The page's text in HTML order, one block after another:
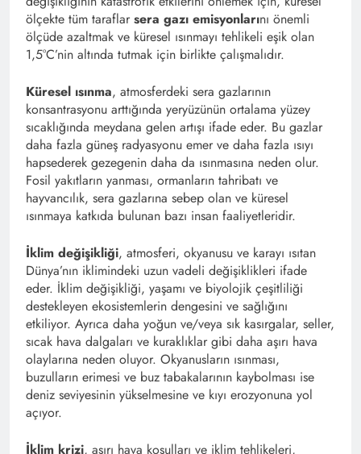
ölçekte tüm taraflar sera gazı emisyonlarını önemli
ölçüde azaltmak ve küresel ısınmayı tehlikeli eşik olan
1,5°C’nin altında tutmak için birlikte çalışmalıdır.
Küresel ısınma, atmosferdeki sera gazlarının
konsantrasyonu arttığında yeryüzünün ortalama yüzey
sıcaklığında meydana gelen artışı ifade eder. Bu gazlar
daha fazla güneş radyasyonu emer ve daha fazla ısıyı
hapsederek gezegenin daha da ısınmasına neden olur.
Fosil yakıtların yanması, ormanların tahribatı ve
hayvancılık, sera gazlarına sebep olan ve küresel
ısınmaya katkıda bulunan bazı insan faaliyetleridir.
İklim değişikliği, atmosferi, okyanusu ve karayı ısıtan
Dünya’nın iklimindeki uzun vadeli değişiklikleri ifade
eder. İklim değişikliği, yaşamı ve biyolojik çeşitliliği
destekleyen ekosistemlerin dengesini ve sağlığını
etkiliyor. Ayrıca daha yoğun ve/veya sık kasırgalar, seller,
sıcak hava dalgaları ve kuraklıklar gibi daha aşırı hava
olaylarına neden oluyor. Okyanusların ısınması,
buzulların erimesi ve buz tabakalarının kaybolması ise
deniz seviyesinin yükselmesine ve kıyı erozyonuna yol
açıyor.
İklim krizi, aşırı hava koşulları ve iklim tehlikeleri,